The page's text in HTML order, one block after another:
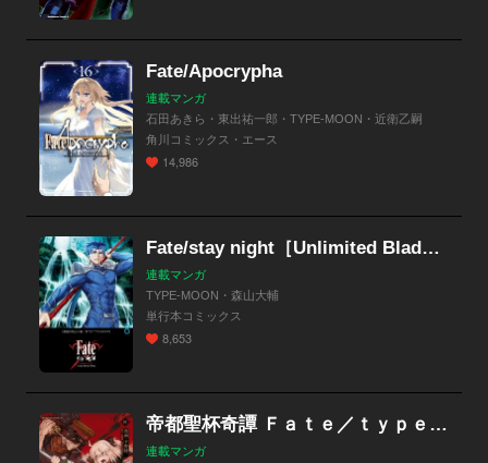
Fate/Apocrypha
連載マンガ
石田あきら・東出祐一郎・TYPE-MOON・近衛乙嗣
角川コミックス・エース
14,986
Fate/stay night［Unlimited Blade Works］【分冊版】
連載マンガ
TYPE-MOON・森山大輔
単行本コミックス
8,653
帝都聖杯奇譚 Ｆａｔｅ／ｔｙｐｅ Ｒｅｄｌｉｎｅ【分冊版】
連載マンガ